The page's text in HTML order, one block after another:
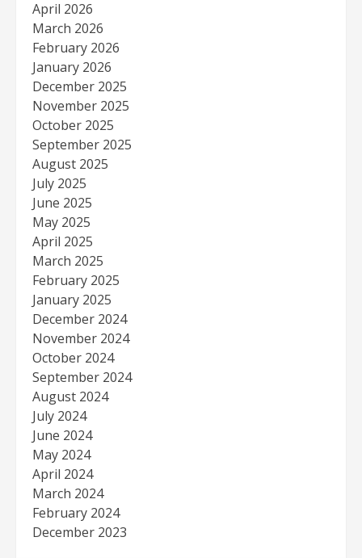
April 2026
March 2026
February 2026
January 2026
December 2025
November 2025
October 2025
September 2025
August 2025
July 2025
June 2025
May 2025
April 2025
March 2025
February 2025
January 2025
December 2024
November 2024
October 2024
September 2024
August 2024
July 2024
June 2024
May 2024
April 2024
March 2024
February 2024
December 2023